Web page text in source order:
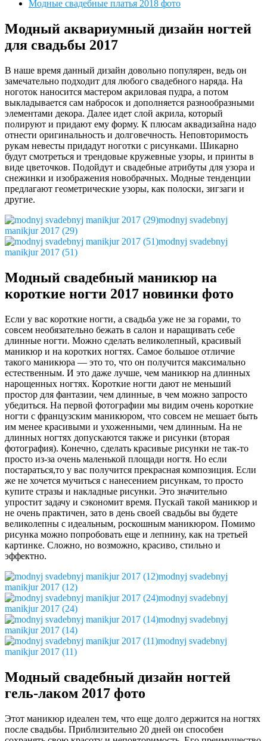
Модные свадебные платья 2018 фото
Модный аквариумный дизайн ногтей
для свадьбы 2017
В наше время данный дизайн довольно популярен, ведь он
замечательно подходит для любого свадебного наряда. На
ноготок наносится мастером акриловая пудра, а потом
выкладывается сам набросок и дополняется разнообразными
элементами декора. Далее идет слой акрила, который
полируют и придают ему форму. К плюсам аквадизайна надо
отнести оригинальность и долговечность. Неповторимость
рукам невесты придадут ноготки с рисунками. Шикарно
будут смотреться и трендовые кружевные узоры, и принты в
виде цветочков. Подойдут и свадебные атрибуты для узора и
снежинки и изображения новобрачных. Модные тенденции
предлагают геометрические узоры, как полоски, зигзаги и
другие.
modnyj svadebnyj
manikjur 2017 (29)
modnyj svadebnyj
manikjur 2017 (51)
Модный свадебный маникюр на
короткие ногти 2017 новинки фото
Если у вас короткие ногти, а свадьба уже не за горами, то
совсем необязательно бежать в салон и наращивать себе
длинные ногти. Можно сделать великолепный, красивый
маникюр и на коротких ногтях. Самое большое отличие
такого маникюра — это то, что он получится максимально
естественным. И это даже лучше, чем маникюр на длинных
нарощенных ногтях. Короткие ногти дают не меньший
простор для фантазии, чем длинные, в чем можно запросто
убедиться. На первой фотографии мы видим очень короткие
ногти с французским маникюром, что совсем не мешает быть
им менее красивыми и ухоженными, чем длинным. На не
длинных ногтях допускаются также и рисунки (вторая
фотография). Конечно, сделать красивые рисунки не так-то
просто из-за очень маленькой площади ногтя. Но если
постараться,то у вас получится прекрасная композиция. Если
же не хочется мучиться с нанесением рисункам, то просто
купите стразы и накладные рисунки. Это значительно
упростит задачу и сэкономит время. Пускай такой маникюр и
не очень практичен, зато в день своей свадьбы вы будете
великолепны с идеальным, роскошным маникюром. Помимо
рисунка можно попробовать еще и лепнину, как на третьей
картинке. Сложно, но возможно, красиво, стильно и
эффектно.
modnyj svadebnyj
manikjur 2017 (12)
modnyj svadebnyj
manikjur 2017 (24)
modnyj svadebnyj
manikjur 2017 (14)
modnyj svadebnyj
manikjur 2017 (11)
Модный свадебный дизайн ногтей
гель-лаком 2017 фото
Этот маникюр идеален тем, что еще долго держится на ногтях
после свадьбы. Приблизительно 20 дней он способен